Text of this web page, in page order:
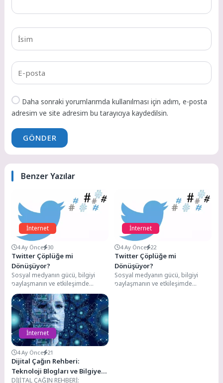
Daha sonraki yorumlarımda kullanılması için adım, e-posta
adresim ve site adresim bu tarayıcıya kaydedilsin.
GÖNDER
Benzer Yazılar
İnternet
4 Ay Önce 30
Twitter Çöplüğe mi
Dönüşüyor?
Sosyal medyanın gücü, bilgiyi
paylaşmanın ve etkileşimde
bulunmanın harika bir yolu
olabilir, ancak her güzel...
İnternet
4 Ay Önce 22
Twitter Çöplüğe mi
Dönüşüyor?
Sosyal medyanın gücü, bilgiyi
paylaşmanın ve etkileşimde
İnternet
4 Ay Önce 21
Dijital Çağın Rehberi:
Teknoloji Blogları ve Bilgiye
Erişimdeki Kritik Rolü
DİJİTAL ÇAĞIN REHBERİ: